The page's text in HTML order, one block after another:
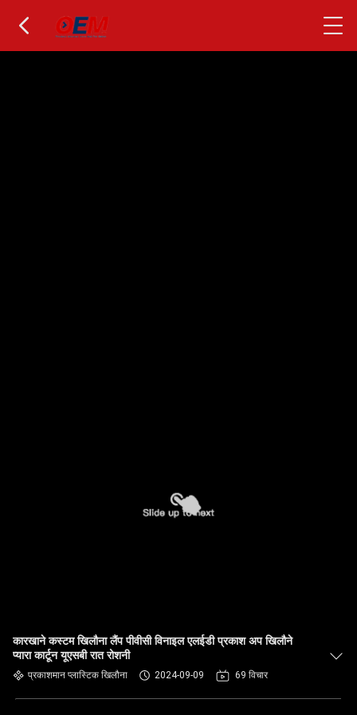
कारखाने कस्टम खिलौना लैंप पीवीसी विनाइल एलईडी प्रकाश अप खिलौने
प्यारा कार्टून यूएसबी रात रोशनी
प्रकाशमान प्लास्टिक खिलौना 2024-09-09 69 विचार